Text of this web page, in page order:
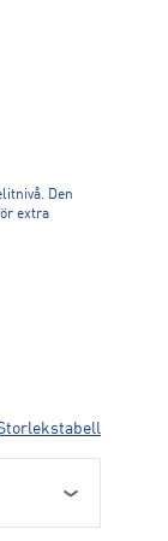
Den
extra